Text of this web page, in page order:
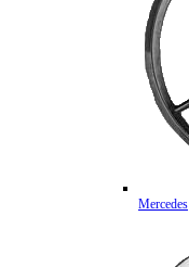
Mercedes